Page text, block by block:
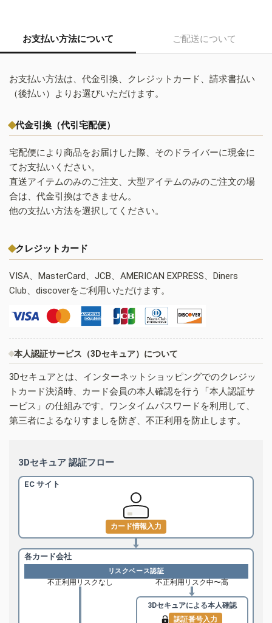
お支払い方法について ご配送について
お支払い方法は、代金引換、クレジットカード、請求書払い
（後払い）よりお選びいただけます。
代金引換（代引宅配便）
宅配便により商品をお届けした際、そのドライバーに現金に
てお支払いください。
直送アイテムのみのご注文、大型アイテムのみのご注文の場
合は、代金引換はできません。
他の支払い方法を選択してください。
クレジットカード
VISA、MasterCard、JCB、AMERICAN EXPRESS、Diners
Club、discoverをご利用いただけます。
本人認証サービス（3Dセキュア）について
3Dセキュアとは、インターネットショッピングでのクレジッ
トカード決済時、カード会員の本人確認を行う「本人認証サ
ービス」の仕組みです。ワンタイムパスワードを利用して、
第三者によるなりすましを防ぎ、不正利用を防止します。
3Dセキュア 認証フロー
EC サイト
カード情報入力
各カード会社
リスクベース認証
不正利用リスクなし 不正利用リスク中〜高
3Dセキュアによる本人確認
認証番号入力